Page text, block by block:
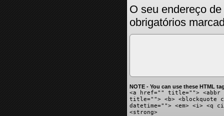
O seu endereço
obrigatórios
NOTE - You can use these HTML
<a href="" title=""> <abbr
title=""> <b> <blockquote
datetime=""> <em> <i> <q
<strong>